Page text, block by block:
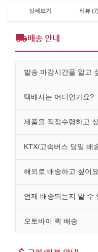
상세보기 리뷰 (7)
배송 안내
발송 마감시간을 알고
택배사는 어디인가요?
제품을 직접수령하고
KTX/고속버스 당일 배
해외로 배송하고 싶어요.
언제 배송되는지 알 수
오토바이 퀵 배송